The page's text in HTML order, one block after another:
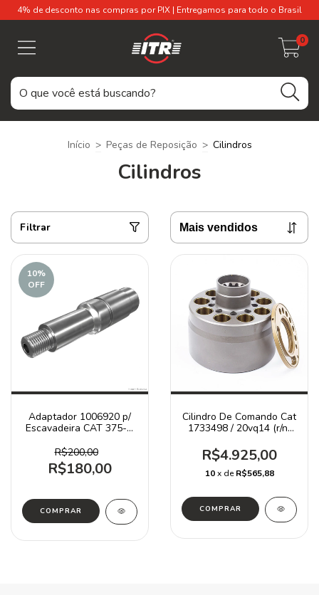
4% de desconto nas compras por PIX | Entregamos para todo o Brasil
0
Início > Peças de Reposição > Cilindros
Cilindros
Filtrar
10%
OFF
Adaptador 1006920 p/
Escavadeira CAT 375-A
R$200,00
R$180,00
Cilindro De Comando Cat
1733498 / 20vq14 (r/n)
R$4.925,00
10 x deR$565,88